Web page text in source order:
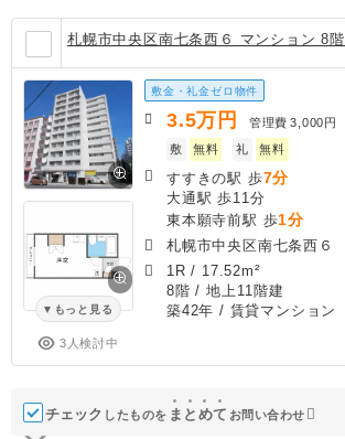
札幌市中央区南七条西６ マンション 8階
もっと見る
3人検討中
敷金・礼金ゼロ物件
3.5万円 管理費 3,000円
敷
無料 礼 無料
すすきの駅 歩7分
大通駅 歩11分
東本願寺前駅 歩1分
札幌市中央区南七条西６
1R / 17.52m²
8階 / 地上11階建
築42年 / 賃貸マンション
チェック したものを ま と めて お問い合わせ